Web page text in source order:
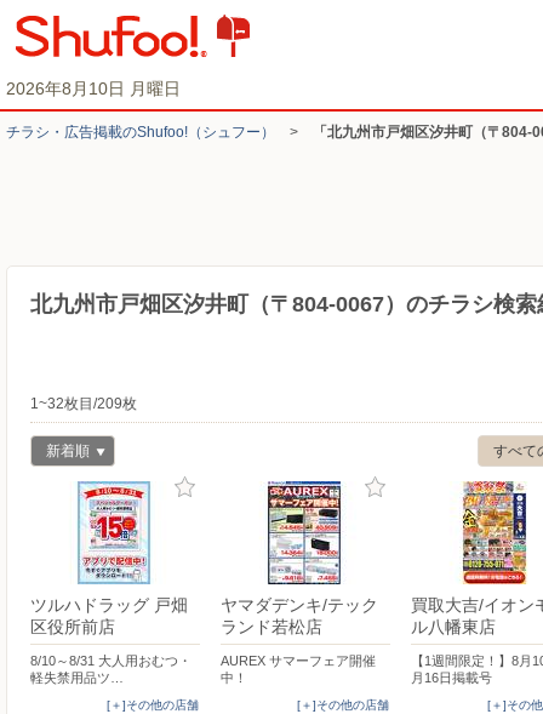
2026年8月10日 月曜日
チラシ・​広告掲載の​Shufoo!​（シュフー） > 「北九州市戸畑区汐井町（〒804-
北九州市戸畑区汐井町（〒804-0067）のチラシ検索
1~32枚目/209枚
すべて
新着順
ツルハドラッグ 戸畑
区役所前店
8/10～8/31 大人用おむつ・
軽失禁用品ツ…
[＋]その他の店舗
ヤマダデンキ/テック
ランド若松店
AUREX サマーフェア開催
中！
[＋]その他の店舗
買取大吉/イオン
ル八幡東店
【1週間限定！】8月
月16日掲載号
[＋]その